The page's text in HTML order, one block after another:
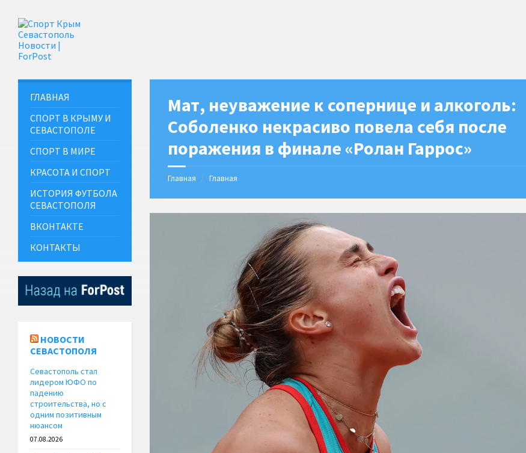
Мат, неуважение к сопернице и алкоголь:
Соболенко некрасиво повела себя после
поражения в финале «Ролан Гаррос»
Главная Главная
ГЛАВНАЯ
СПОРТ В КРЫМУ И
СЕВАСТОПОЛЕ
СПОРТ В МИРЕ
КРАСОТА И СПОРТ
ИСТОРИЯ ФУТБОЛА
СЕВАСТОПОЛЯ
ВКОНТАКТЕ
КОНТАКТЫ
НОВОСТИ
СЕВАСТОПОЛЯ
Севастополь стал
лидером ЮФО по
падению
строительства, но с
одним позитивным
нюансом
07.08.2026